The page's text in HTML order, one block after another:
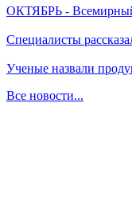
ОКТЯБРЬ - Всемирный
Специалисты
Ученые назвали
Все новости...